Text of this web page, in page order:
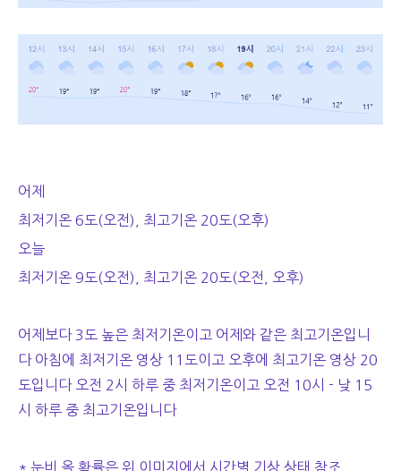
어제
최저기온 6도(오전), 최고기온 20도(오후)
오늘
최저기온 9도(오전), 최고기온 20도(오전, 오후)
어제보다 3도 높은 최저기온이고 어제와 같은 최고기온입니
다 아침에 최저기온 영상 11도이고 오후에 최고기온 영상 20
도입니다 오전 2시 하루 중 최저기온이고 오전 10시 - 낮 15
시 하루 중 최고기온입니다
* 눈비 올 확률은 위 이미지에서 시간별 기상 상태 참조